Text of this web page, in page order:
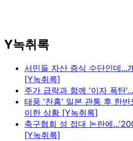
Y녹취록
서민들 자산 증식 수단인데...
[Y녹취록]
주가 급락과 함께 '이자 폭탄
태풍 '찬홈' 일본 관통 후 한반
이한 상황 [Y녹취록]
축구협회 성 접대 논란에
[Y녹취록]